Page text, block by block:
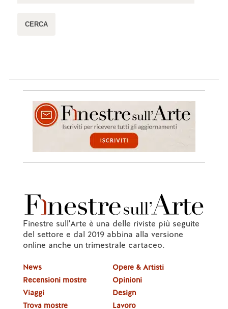
Finestre sull'Arte è una delle riviste più seguite
del settore e dal 2019 abbina alla versione
online anche un trimestrale cartaceo.
News
Recensioni mostre
Viaggi
Trova mostre
Opere & Artisti
Opinioni
Design
Lavoro